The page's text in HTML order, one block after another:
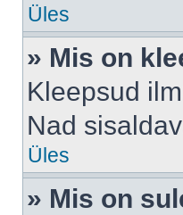
Üles
» Mis on
Kleepsud
Nad
Üles
» Mis on